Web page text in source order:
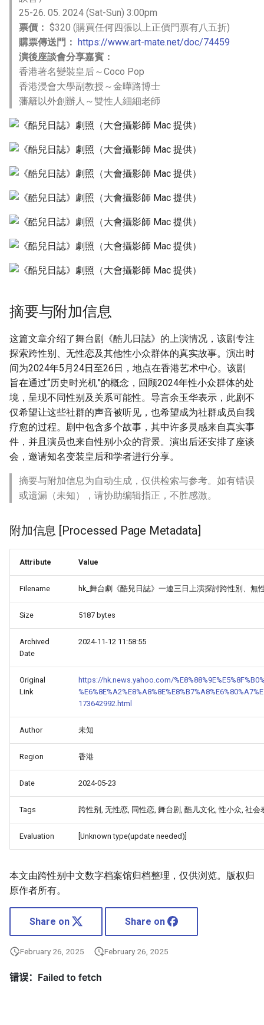
25-26. 05. 2024 (Sat-Sun) 3:00pm
票價： $320 (購買任何四張以上正價門票有八五折)
購票傳送門： https://www.art-mate.net/doc/74459
演後座談會分享嘉賓：
香港著名變裝皇后～Coco Pop
香港浸會大學副教授～金曄路博士
藩籬以外創辦人～雙性人細細老師
摘要与附加信息
这篇文章介绍了舞台剧《酷儿日誌》的上演情况，该剧专注
探索跨性别、无性恋及其他性小众群体的真实故事。演出时
间为2024年5月24日至26日，地点在香港艺术中心。该剧
旨在通过“历史时光机”的概念，回顾2024年性小众群体的处
境，呈现不同性别及关系可能性。导言余玉华表示，此剧不
仅希望让这些社群的声音被听见，也希望成为社群成员自我
疗愈的过程。剧中包含多个故事，其中许多灵感来自真实事
件，并且演员也来自性别小众的背景。演出后还安排了座谈
会，邀请知名变装皇后和学者进行分享。
摘要与附加信息为自动生成，仅供检索与参考。如有错误
或遗漏（未知），请协助编辑指正，不胜感激。
附加信息 [Processed Page Metadata]
Attribute Value
Filename hk_舞台劇《酷兒日誌》一連三日上演探討跨性別、無
Size 5187 bytes
Archived
Date
2024-11-12 11:58:55
Original
Link
https://hk.news.yahoo.com/
173642992.html
Author 未知
Region 香港
Date 2024-05-23
Tags 跨性别, 无性恋, 同性恋, 舞台剧, 酷儿文化, 性小众, 社会
Evaluation [Unknown type(update needed)]
本文由跨性别中文数字档案馆归档整理，仅供浏览。版权归
原作者所有。
Share on Share on
February 26, 2025 February 26, 2025